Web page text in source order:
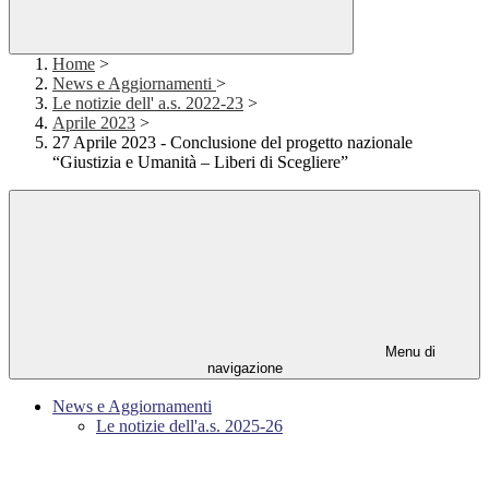
Home >
News e Aggiornamenti >
Le notizie dell' a.s. 2022-23 >
Aprile 2023 >
27 Aprile 2023 - Conclusione del progetto nazionale
“Giustizia e Umanità – Liberi di Scegliere”
Menu di
navigazione
News e Aggiornamenti
Le notizie dell'a.s. 2025-26